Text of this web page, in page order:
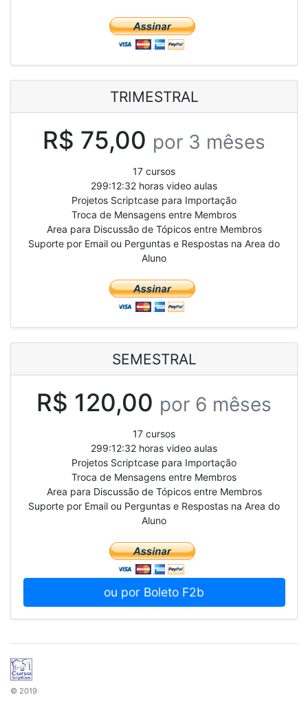
TRIMESTRAL
R$ 75,00 por 3 mêses
17 cursos
299:12:32 horas video aulas
Projetos Scriptcase para Importação
Troca de Mensagens entre Membros
Area para Discussão de Tópicos entre Membros
Suporte por Email ou Perguntas e Respostas na Area do
Aluno
SEMESTRAL
R$ 120,00 por 6 mêses
17 cursos
299:12:32 horas video aulas
Projetos Scriptcase para Importação
Troca de Mensagens entre Membros
Area para Discussão de Tópicos entre Membros
Suporte por Email ou Perguntas e Respostas na Area do
Aluno
ou por Boleto F2b
© 2019